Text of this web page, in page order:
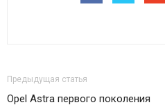
Предыдущая статья
Opel Astra первого поколения